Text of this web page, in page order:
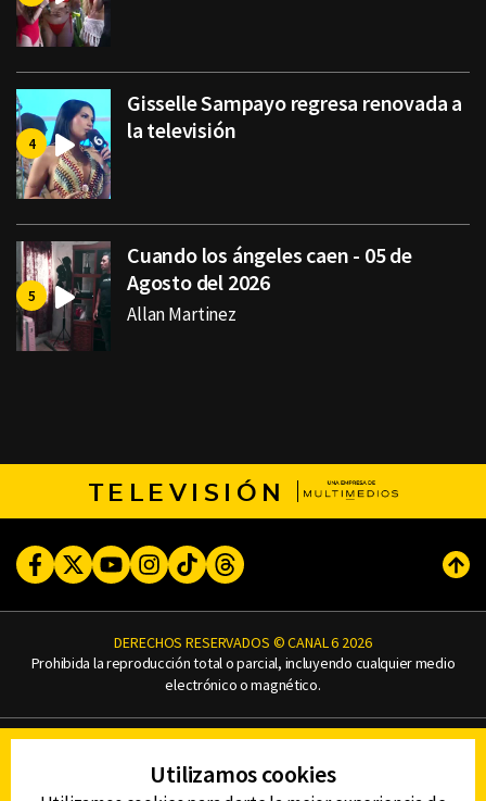
Gisselle Sampayo regresa renovada a
la televisión
Cuando los ángeles caen - 05 de
Agosto del 2026
Allan Martinez
TELEVISIÓN
FacebookTwitterYoutubeInstagram
TikTokThreads
DERECHOS RESERVADOS © CANAL 6 2026
Prohibida la reproducción total o parcial, incluyendo cualquier medio
electrónico o magnético.
AVISO DE PRIVACIDAD
AVISO LEGAL
Utilizamos cookies